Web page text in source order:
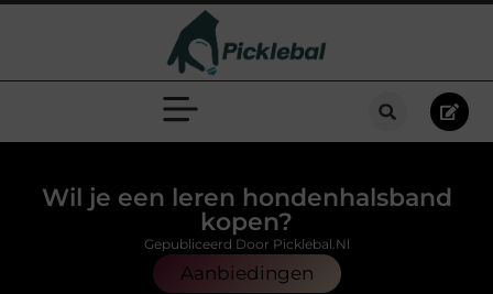
Wil je een leren hondenhalsband
kopen?
Aanbiedingen
Gepubliceerd Door Picklebal.nl